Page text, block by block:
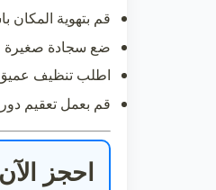
قم بتهوية المكان
ضع سجادة صغيرة
اطلب تنظيف عميق
قم بعمل تعقيم
احجز